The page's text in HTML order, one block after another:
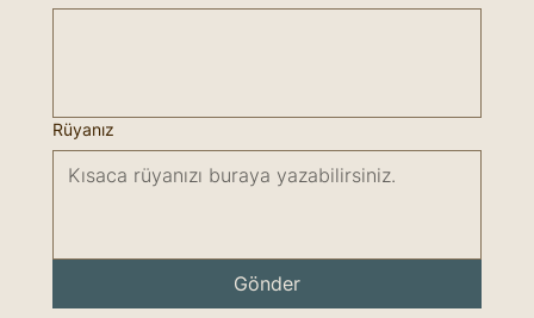
Rüyanız
Gönder